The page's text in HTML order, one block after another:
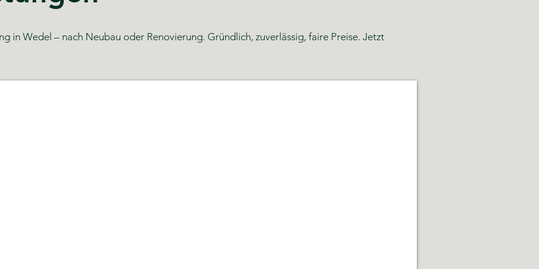
in Wedel – nach Neubau oder Renovierung. Gründlich, zuverlässig, faire Preise. Jetzt